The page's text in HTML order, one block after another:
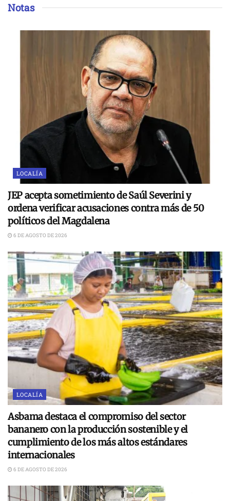
Notas
LOCALÍA
JEP acepta sometimiento de Saúl Severini y
ordena verificar acusaciones contra más de 50
políticos del Magdalena
6 DE AGOSTO DE 2026
LOCALÍA
Asbama destaca el compromiso del sector
bananero con la producción sostenible y el
cumplimiento de los más altos estándares
internacionales
6 DE AGOSTO DE 2026